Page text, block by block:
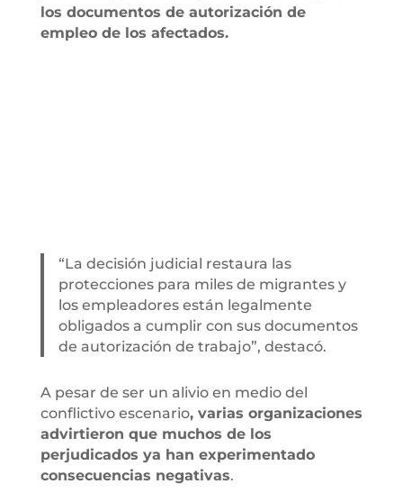
los documentos de autorización de
empleo de los afectados.
“La decisión judicial restaura las
protecciones para miles de migrantes y
los empleadores están legalmente
obligados a cumplir con sus documentos
de autorización de trabajo”, destacó.
A pesar de ser un alivio en medio del
conflictivo escenario, varias organizaciones
advirtieron que muchos de los
perjudicados ya han experimentado
consecuencias negativas.